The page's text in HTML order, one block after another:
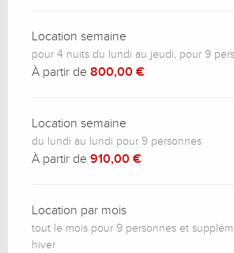
Location semaine
pour 4 nuits du lundi au jeudi, pour 9
À partir de 800,00 €
Location semaine
du lundi au lundi pour 9 personnes
À partir de 910,00 €
Location par mois
tout le mois pour 9 personnes et
hiver